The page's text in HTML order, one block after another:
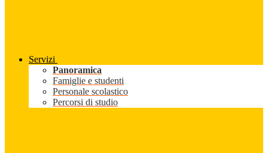
Servizi
Panoramica
Famiglie e studenti
Personale scolastico
Percorsi di studio